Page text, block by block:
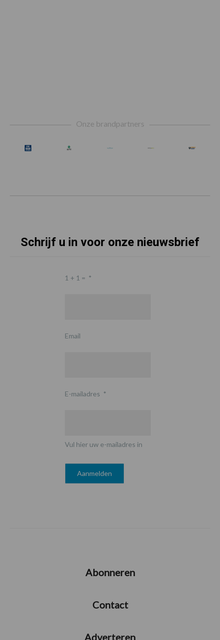
Onze brandpartners
Schrijf u in voor onze nieuwsbrief
1 + 1 = *
Email
E-mailadres *
Vul hier uw e-mailadres in
Abonneren
Contact
Adverteren